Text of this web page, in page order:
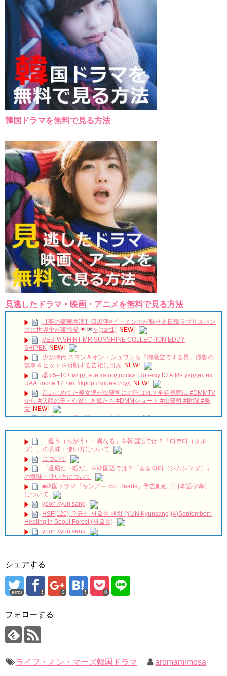
Powered by livedoor 相互RSS
韓国ドラマを無料で見る方法
見逃したドラマ・映画・アニメを無料で見る方法
【夢の豪華共演】目黒蓮×イ・ミンホが魅せる日韓ラブサスペン
スに世界中が期待💙 ✨(part1) NEW!
VESPA SHIRT MR SUNSHINE COLLECTION EDDY
SHIPEK NEW!
少女時代 スヨン＆オン・ジュワンら「御膳立てする男」撮影の
無事＆ヒットを祈願する告祀に出席 NEW!
💰 «5–10+ млрд вон за подпись»: Почему Ю А Ин уходит из
UAA после 12 лет #kpop #корея #суд NEW!
昔いじめてた美女達が御曹司にお呼ばれ？全話視聴は #DMMTV
から #伏龍の王と心貧しき狐たち #DMMショート #御曹司 #財閥 #美
女 NEW!
物語の中に繰り返される名前 NEW!
その女の海～愛の行方～ 第1話 日本語字幕 NEW!
「梨泰院クラス」出演キム・ドンヒ、待望の日本ファンミ決
定！笑顔で挨拶“僕に会いに来て”
カン・ハヌルさん、ユ・ヘジンさん、ファン・ビョングク監督
におききしました✒✨ #yadang #映画 #ヤダン
韓国ドラマ「不屈の嫁」制作発表会110609_1 NEW!
진짜로 김희선(김해숙)이 담장 대표를 죽였다!!!!??? 나인룸 5화
NEW!
ハン・ヘジン 한혜진 – (선공개) 강남 3대 얼짱 출신 &#39;한혜진
언니&#39; (ft. 도여니의 학창시절) | 편 먹고 갈래요? 밥블레스유 2
bobblessyou2 EP.18
한가인 –
レンタル開始！
(ENG SUB) Behind The Scene Hyun Bin 현빈❤️ 손예진 Son Ye
Jin-Crash Landing On You/ヒョンビン❤️ソンイェジン / エンジョイ❕
ユン・ギュンサン、番組にも登場した愛猫が急死…イ・ソンギ
キングを一部公開（DVD-SET2特典映像より）
「違う（ちがう）・異なる」を韓国語では？「다르다（タル
ダ）」の意味・使い方について
について
「退屈だ・暇だ」を韓国語では？「심심하다（シムシマダ）」
の意味・使い方について
■韓国ドラマ『キング～Two Hearts』予告動画（日本語字幕）
について
yoon kyun sang
HSF(126)-윤균상 서울숲 벤치 (YUN Kyunsang)(4)September::
Healing in Seoul Forest (서울숲)
yoon kyun sang
九尾狐外伝 メイキング03 ハン・イェスル
チョ・ヒョンジェ 조현재 九尾狐外伝 制作発表会
キム・テヒの弟イ・ワン♥イ・ボミ、今日（28日）結婚……
「まず熱く掃除せよ」女優キム・ユジョン、「健康がとても回
【裏芸能】キムユジョンの熱愛彼氏はあの大物俳優
いでしょ？” Big News TV
幻の王女チャミョンゴ エンディング
シェアする
error 0 0
フォローする
ライフ・オン・マーズ韓国ドラマ aromamimosa